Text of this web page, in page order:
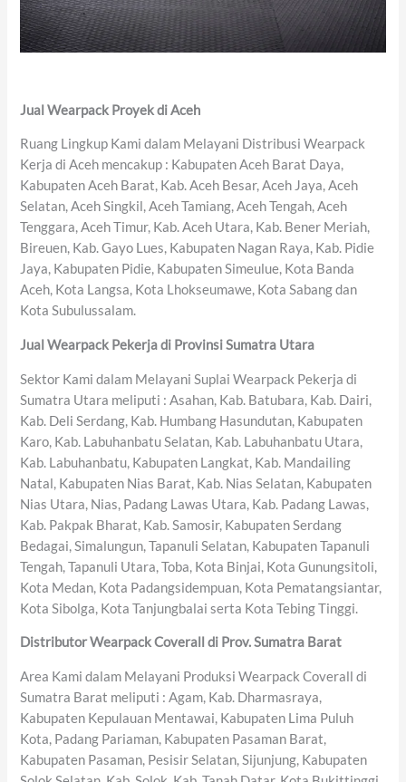
Jual Wearpack Proyek di Aceh
Ruang Lingkup Kami dalam Melayani Distribusi Wearpack
Kerja di Aceh mencakup : Kabupaten Aceh Barat Daya,
Kabupaten Aceh Barat, Kab. Aceh Besar, Aceh Jaya, Aceh
Selatan, Aceh Singkil, Aceh Tamiang, Aceh Tengah, Aceh
Tenggara, Aceh Timur, Kab. Aceh Utara, Kab. Bener Meriah,
Bireuen, Kab. Gayo Lues, Kabupaten Nagan Raya, Kab. Pidie
Jaya, Kabupaten Pidie, Kabupaten Simeulue, Kota Banda
Aceh, Kota Langsa, Kota Lhokseumawe, Kota Sabang dan
Kota Subulussalam.
Jual Wearpack Pekerja di Provinsi Sumatra Utara
Sektor Kami dalam Melayani Suplai Wearpack Pekerja di
Sumatra Utara meliputi : Asahan, Kab. Batubara, Kab. Dairi,
Kab. Deli Serdang, Kab. Humbang Hasundutan, Kabupaten
Karo, Kab. Labuhanbatu Selatan, Kab. Labuhanbatu Utara,
Kab. Labuhanbatu, Kabupaten Langkat, Kab. Mandailing
Natal, Kabupaten Nias Barat, Kab. Nias Selatan, Kabupaten
Nias Utara, Nias, Padang Lawas Utara, Kab. Padang Lawas,
Kab. Pakpak Bharat, Kab. Samosir, Kabupaten Serdang
Bedagai, Simalungun, Tapanuli Selatan, Kabupaten Tapanuli
Tengah, Tapanuli Utara, Toba, Kota Binjai, Kota Gunungsitoli,
Kota Medan, Kota Padangsidempuan, Kota Pematangsiantar,
Kota Sibolga, Kota Tanjungbalai serta Kota Tebing Tinggi.
Distributor Wearpack Coverall di Prov. Sumatra Barat
Area Kami dalam Melayani Produksi Wearpack Coverall di
Sumatra Barat meliputi : Agam, Kab. Dharmasraya,
Kabupaten Kepulauan Mentawai, Kabupaten Lima Puluh
Kota, Padang Pariaman, Kabupaten Pasaman Barat,
Kabupaten Pasaman, Pesisir Selatan, Sijunjung, Kabupaten